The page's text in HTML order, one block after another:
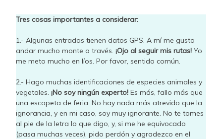
Tres cosas importantes a considerar:
1.- Algunas entradas tienen datos GPS. A mí me gusta
andar mucho monte a través. ¡Ojo al seguir mis rutas! Yo
me meto mucho en líos. Por favor, sentido común.
2.- Hago muchas identificaciones de especies animales y
vegetales. ¡No soy ningún experto! Es más, fallo más que
una escopeta de feria. No hay nada más atrevido que la
ignorancia, y en mi caso, soy muy ignorante. No te tomes
al pie de la letra lo que digo, y, si me he equivocado
(pasa muchas veces), pido perdón y agradezco en el